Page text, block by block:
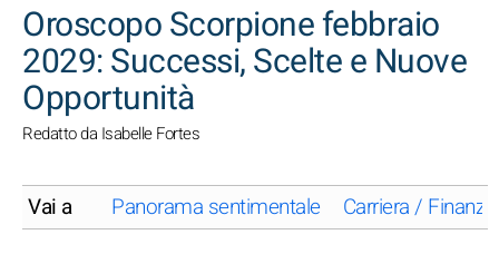
Oroscopo Scorpione febbraio
2029: Successi, Scelte e Nuove
Opportunità
Redatto da Isabelle Fortes
Vai a Panorama sentimentale Carriera / Finanze